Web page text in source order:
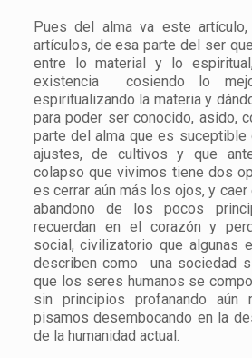
Pues del alma va este
artículos, de esa parte del ser
entre lo material y lo
existencia cosiendo lo
espiritualizando la materia y
para poder ser conocido, asido,
parte del alma que es suceptible
ajustes, de cultivos y que
colapso que vivimos tiene dos
es cerrar aún más los ojos, y caer
abandono de los pocos
recuerdan en el corazón y
social, civilizatorio que algunas
describen como una sociedad
que los seres humanos se
sin principios profanando
pisamos desembocando en la
de la humanidad actual.